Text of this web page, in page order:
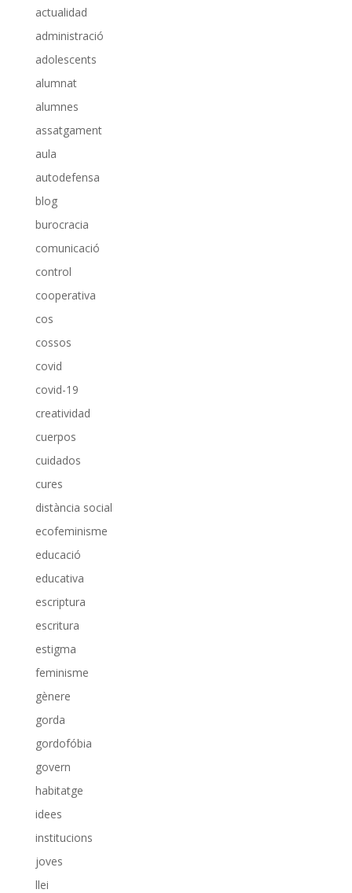
actualidad
administració
adolescents
alumnat
alumnes
assatgament
aula
autodefensa
blog
burocracia
comunicació
control
cooperativa
cos
cossos
covid
covid-19
creatividad
cuerpos
cuidados
cures
distància social
ecofeminisme
educació
educativa
escriptura
escritura
estigma
feminisme
gènere
gorda
gordofóbia
govern
habitatge
idees
institucions
joves
llei